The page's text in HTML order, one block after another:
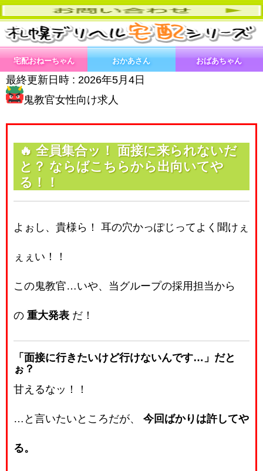
宅配おねーちゃん おかあさん おばあちゃん
最終更新日時 : 2026年5月4日
鬼教官女性向け求人
🔥 全員集合ッ！ 面接に来られないだ
と？ ならばこちらから出向いてや
る！！
よぉし、貴様ら！ 耳の穴かっぽじってよく聞けぇ
ぇぇい！！
この鬼教官…いや、当グループの採用担当から
の 重大発表 だ！
「面接に行きたいけど行けないんです…」だと
ぉ？
甘えるなッ！！
…と言いたいところだが、 今回ばかりは許してや
る。